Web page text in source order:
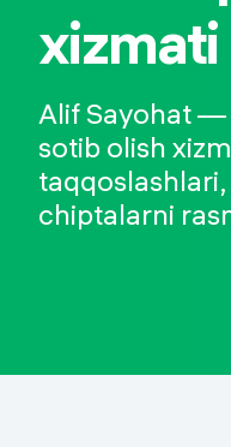
xizmati
Alif Sayohat —
sotib olish
chiptalarni